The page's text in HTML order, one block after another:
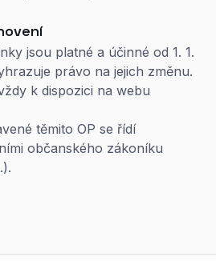
jsou platné a účinné od 1. 1.
právo na jejich změnu.
k dispozici na webu
těmito OP se řídí
občanského zákoníku